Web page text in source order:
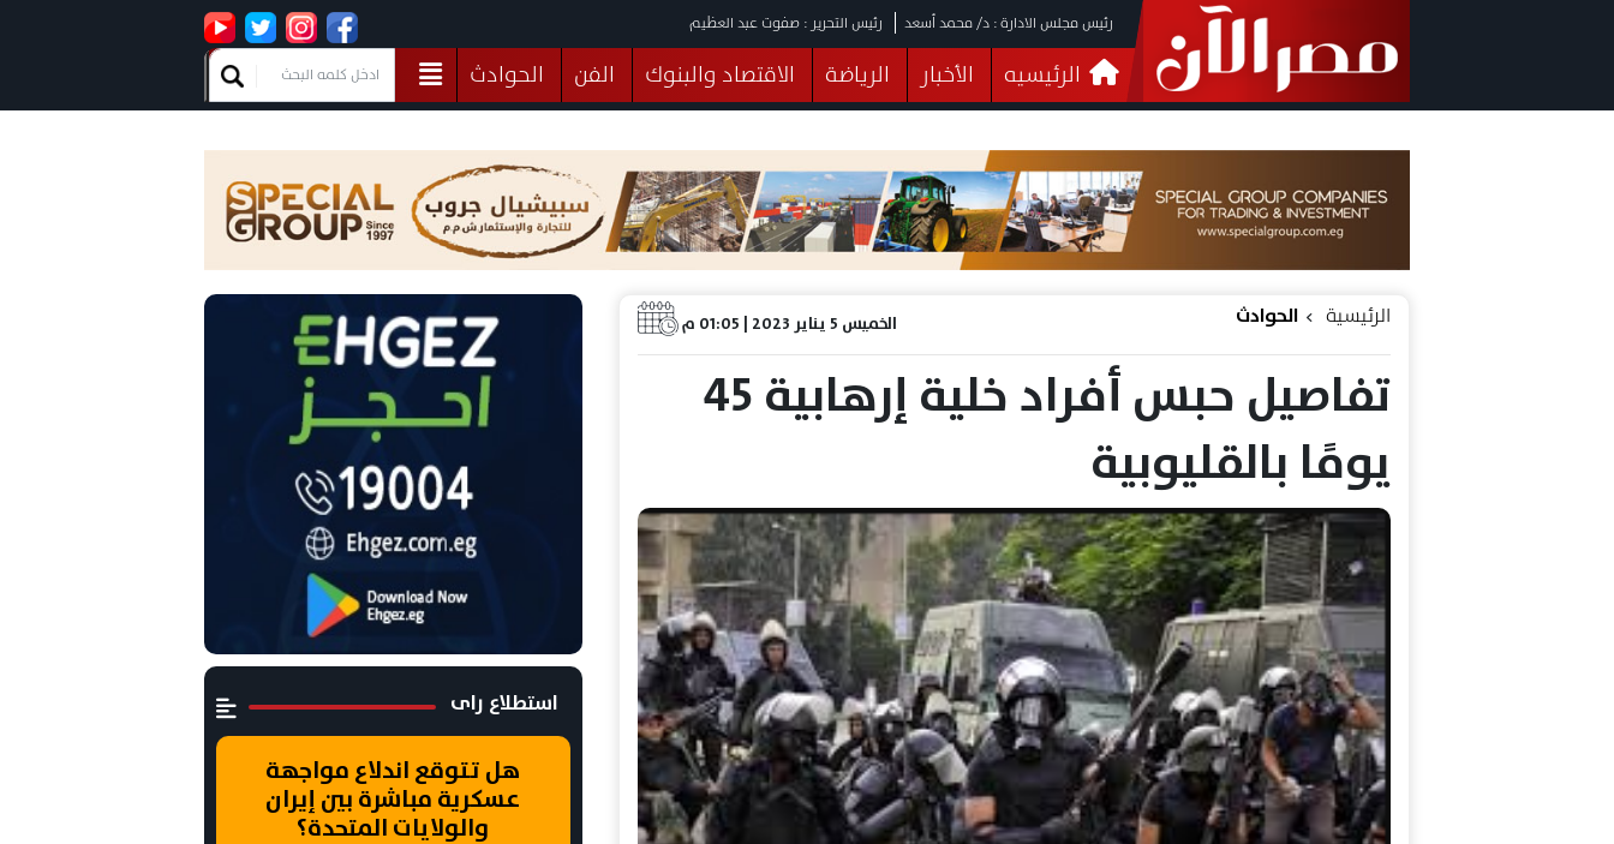
رئيس مجلس الادارة : د/ محمد أسعد رئيس التحرير : صفوت عبد العظيم
الرئيسيه الأخبار الرياضة الاقتصاد والبنوك الفن
الحوادث
فيديوهات
البرلمان صحة الثقافة خدمات منوعات
الخميس 5 يناير 2023 | 01:05 م الرئيسية الحوادث
تفاصيل حبس أفراد خلية إرهابية 45
يومًا بالقليوبية
استطلاع راى
هل تتوقع اندلاع مواجهة
عسكرية مباشرة بين إيران
والولايات المتحدة؟